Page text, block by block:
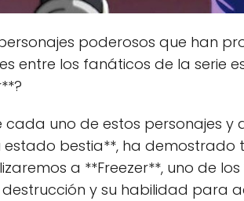
poderosos que han
entre los fanáticos de la serie
uno de estos personajes y
estado bestia**, ha
a **Freezer**, uno de
y su habilidad para